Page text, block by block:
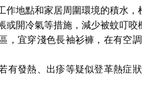
作地點和家居周圍環境的積水，
或開冷氣等措施，減少被蚊叮咬
，宜穿淺色長袖衫褲，在有空
有發熱、出疹等疑似登革熱症